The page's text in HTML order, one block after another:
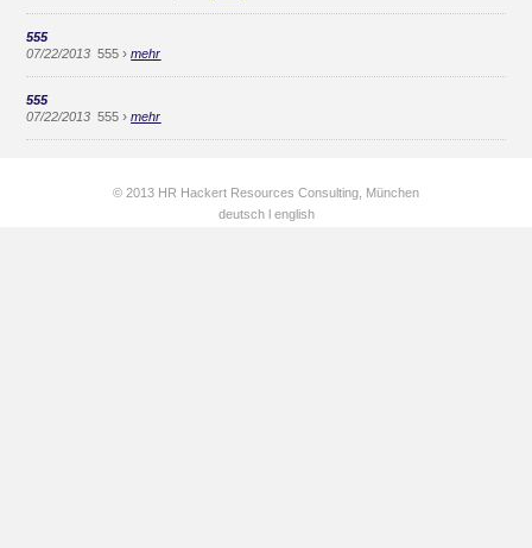
555
07/22/2013 555 ›mehr
555
07/22/2013 555 ›mehr
© 2013 HR Hackert Resources Consulting, München
deutsch l english